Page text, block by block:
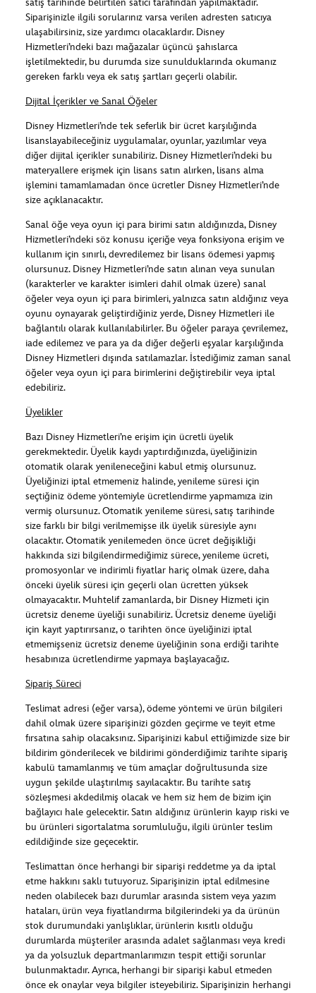
satış tarihinde belirtilen satıcı tarafından yapılmaktadır.
Siparişinizle ilgili sorularınız varsa verilen adresten satıcıya
ulaşabilirsiniz, size yardımcı olacaklardır. Disney
Hizmetleri’ndeki bazı mağazalar üçüncü şahıslarca
işletilmektedir, bu durumda size sunulduklarında okumanız
gereken farklı veya ek satış şartları geçerli olabilir.
Dijital İçerikler ve Sanal Öğeler
Disney Hizmetleri’nde tek seferlik bir ücret karşılığında
lisanslayabileceğiniz uygulamalar, oyunlar, yazılımlar veya
diğer dijital içerikler sunabiliriz. Disney Hizmetleri’ndeki bu
materyallere erişmek için lisans satın alırken, lisans alma
işlemini tamamlamadan önce ücretler Disney Hizmetleri’nde
size açıklanacaktır.
Sanal öğe veya oyun içi para birimi satın aldığınızda, Disney
Hizmetleri’ndeki söz konusu içeriğe veya fonksiyona erişim ve
kullanım için sınırlı, devredilemez bir lisans ödemesi yapmış
olursunuz. Disney Hizmetleri’nde satın alınan veya sunulan
(karakterler ve karakter isimleri dahil olmak üzere) sanal
öğeler veya oyun içi para birimleri, yalnızca satın aldığınız veya
oyunu oynayarak geliştirdiğiniz yerde, Disney Hizmetleri ile
bağlantılı olarak kullanılabilirler. Bu öğeler paraya çevrilemez,
iade edilemez ve para ya da diğer değerli eşyalar karşılığında
Disney Hizmetleri dışında satılamazlar. İstediğimiz zaman sanal
öğeler veya oyun içi para birimlerini değiştirebilir veya iptal
edebiliriz.
Üyelikler
Bazı Disney Hizmetleri’ne erişim için ücretli üyelik
gerekmektedir. Üyelik kaydı yaptırdığınızda, üyeliğinizin
otomatik olarak yenileneceğini kabul etmiş olursunuz.
Üyeliğinizi iptal etmemeniz halinde, yenileme süresi için
seçtiğiniz ödeme yöntemiyle ücretlendirme yapmamıza izin
vermiş olursunuz. Otomatik yenileme süresi, satış tarihinde
size farklı bir bilgi verilmemişse ilk üyelik süresiyle aynı
olacaktır. Otomatik yenilemeden önce ücret değişikliği
hakkında sizi bilgilendirmediğimiz sürece, yenileme ücreti,
promosyonlar ve indirimli fiyatlar hariç olmak üzere, daha
önceki üyelik süresi için geçerli olan ücretten yüksek
olmayacaktır. Muhtelif zamanlarda, bir Disney Hizmeti için
ücretsiz deneme üyeliği sunabiliriz. Ücretsiz deneme üyeliği
için kayıt yaptırırsanız, o tarihten önce üyeliğinizi iptal
etmemişseniz ücretsiz deneme üyeliğinin sona erdiği tarihte
hesabınıza ücretlendirme yapmaya başlayacağız.
Sipariş Süreci
Teslimat adresi (eğer varsa), ödeme yöntemi ve ürün bilgileri
dahil olmak üzere siparişinizi gözden geçirme ve teyit etme
fırsatına sahip olacaksınız. Siparişinizi kabul ettiğimizde size bir
bildirim gönderilecek ve bildirimi gönderdiğimiz tarihte sipariş
kabulü tamamlanmış ve tüm amaçlar doğrultusunda size
uygun şekilde ulaştırılmış sayılacaktır. Bu tarihte satış
sözleşmesi akdedilmiş olacak ve hem siz hem de bizim için
bağlayıcı hale gelecektir. Satın aldığınız ürünlerin kayıp riski ve
bu ürünleri sigortalatma sorumluluğu, ilgili ürünler teslim
edildiğinde size geçecektir.
Teslimattan önce herhangi bir siparişi reddetme ya da iptal
etme hakkını saklı tutuyoruz. Siparişinizin iptal edilmesine
neden olabilecek bazı durumlar arasında sistem veya yazım
hataları, ürün veya fiyatlandırma bilgilerindeki ya da ürünün
stok durumundaki yanlışlıklar, ürünlerin kısıtlı olduğu
durumlarda müşteriler arasında adalet sağlanması veya kredi
ya da yolsuzluk departmanlarımızın tespit ettiği sorunlar
bulunmaktadır. Ayrıca, herhangi bir siparişi kabul etmeden
önce ek onaylar veya bilgiler isteyebiliriz. Siparişinizin herhangi